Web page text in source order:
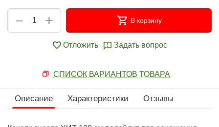
+
− В корзину
Отложить Задать вопрос
СПИСОК ВАРИАНТОВ ТОВАРА
Описание Характеристики Отзывы